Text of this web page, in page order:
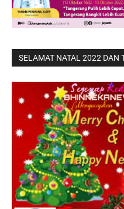
SELAMAT NATAL 2022 DAN